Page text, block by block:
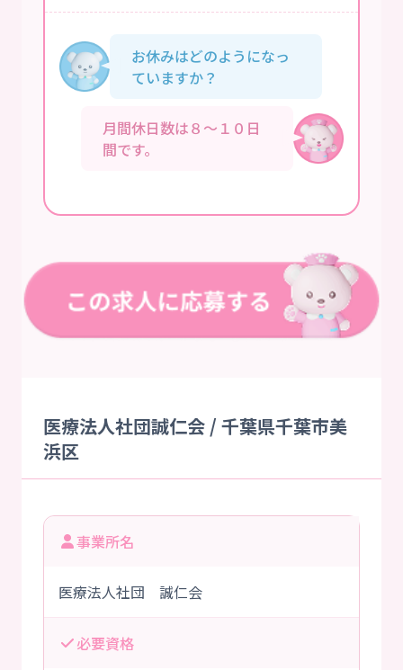
お休みはどのようになっ
ていますか？
月間休日数は８～１０日
間です。
医療法人社団誠仁会 / 千葉県千葉市美
浜区
事業所名
医療法人社団 誠仁会
必要資格